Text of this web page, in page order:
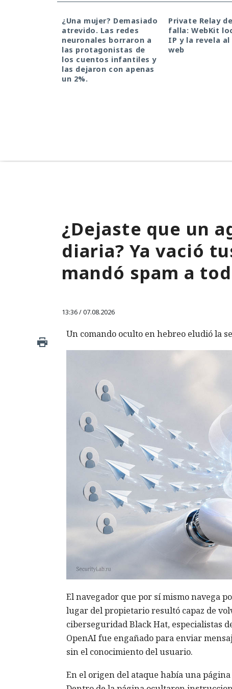
¿Una mujer? Demasiado
atrevido. Las redes
neuronales borraron a
las protagonistas de
los cuentos infantiles y
las dejaron con apenas
un 2%.
Private Relay
falla: WebKit
IP y la revela
web
¿Dejaste que un
diaria? Ya vació
mandó spam a
13:36 / 07.08.2026
Un comando oculto en hebreo eludió la
El navegador que por sí mismo navega
lugar del propietario resultó capaz de
ciberseguridad Black Hat, especialistas
OpenAI fue engañado para enviar
sin el conocimiento del usuario.
En el origen del ataque había una